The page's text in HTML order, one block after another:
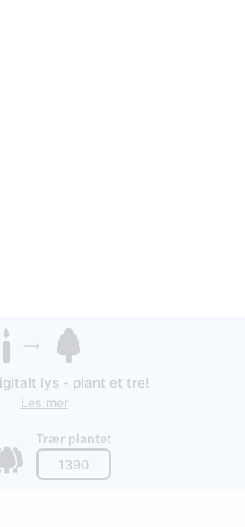
lys - plant et tre!
Les mer
Trær plantet
1390